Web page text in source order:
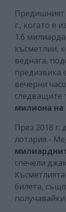
Предишният
г., когато е
1.6
късметлии,
веднага,
предизвика
вечерни
следващите
милиона на
През 2018 г.
лотария -
спечели
билета,
получавайки